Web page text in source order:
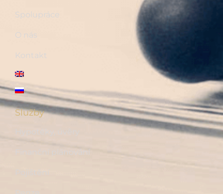
Spolupráce
O nás
Kontakt
Služby
Hypotéky, úvěry
Finanční plánování